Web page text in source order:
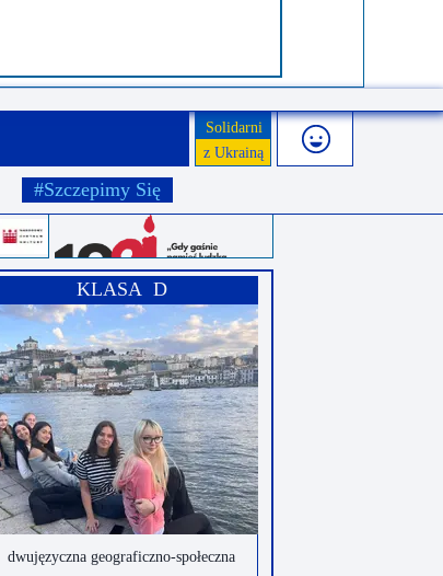
Solidarni
z Ukrainą
KLASA D
dwujęzyczna geograficzno-społeczna
#Szczepimy Się